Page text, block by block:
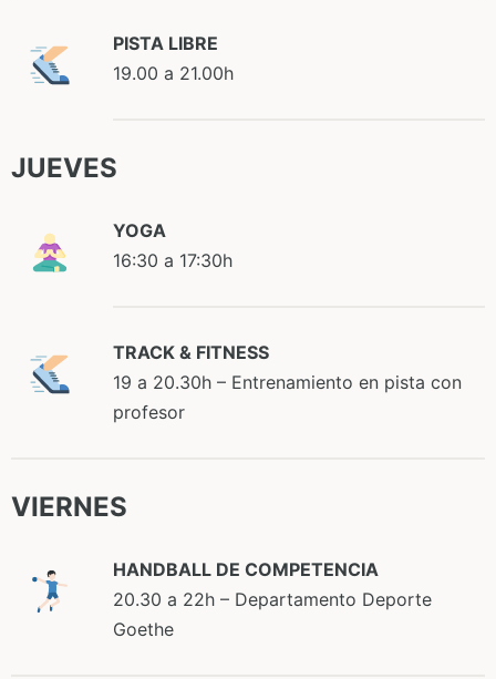
PISTA LIBRE
19.00 a 21.00h
JUEVES
YOGA
16:30 a 17:30h
TRACK & FITNESS
19 a 20.30h – Entrenamiento en pista con
profesor
VIERNES
HANDBALL DE COMPETENCIA
20.30 a 22h – Departamento Deporte
Goethe